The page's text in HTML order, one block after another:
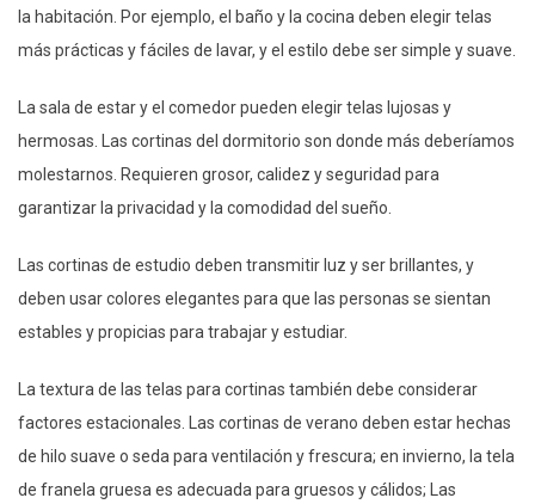
la habitación. Por ejemplo, el baño y la cocina deben elegir telas
más prácticas y fáciles de lavar, y el estilo debe ser simple y suave.
La sala de estar y el comedor pueden elegir telas lujosas y
hermosas. Las cortinas del dormitorio son donde más deberíamos
molestarnos. Requieren grosor, calidez y seguridad para
garantizar la privacidad y la comodidad del sueño.
Las cortinas de estudio deben transmitir luz y ser brillantes, y
deben usar colores elegantes para que las personas se sientan
estables y propicias para trabajar y estudiar.
La textura de las telas para cortinas también debe considerar
factores estacionales. Las cortinas de verano deben estar hechas
de hilo suave o seda para ventilación y frescura; en invierno, la tela
de franela gruesa es adecuada para gruesos y cálidos; Las